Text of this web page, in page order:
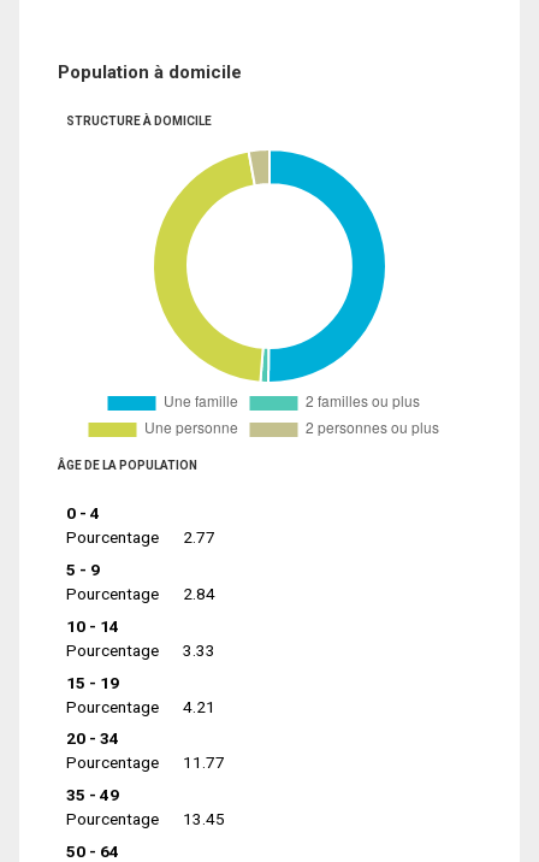
Population à domicile
STRUCTURE À DOMICILE
ÂGE DE LA POPULATION
0 - 4
Pourcentage
2.77
5 - 9
Pourcentage
2.84
10 - 14
Pourcentage
3.33
15 - 19
Pourcentage
4.21
20 - 34
Pourcentage
11.77
35 - 49
Pourcentage
13.45
50 - 64